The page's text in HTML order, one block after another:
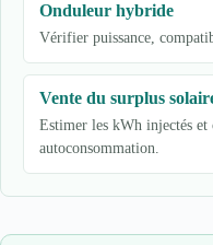
Onduleur hybride
Vérifier puissance,
Vente du surplus
Estimer les kWh injectés et
autoconsommation.